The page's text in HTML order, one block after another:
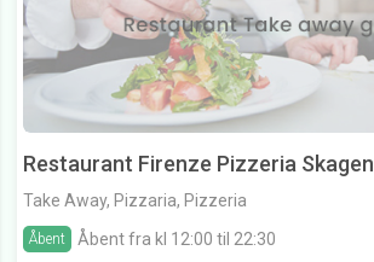
Restaurant Firenze Pizzeria Skagen
Take Away, Pizzaria, Pizzeria
Åbent Åbent fra kl 12:00 til 22:30